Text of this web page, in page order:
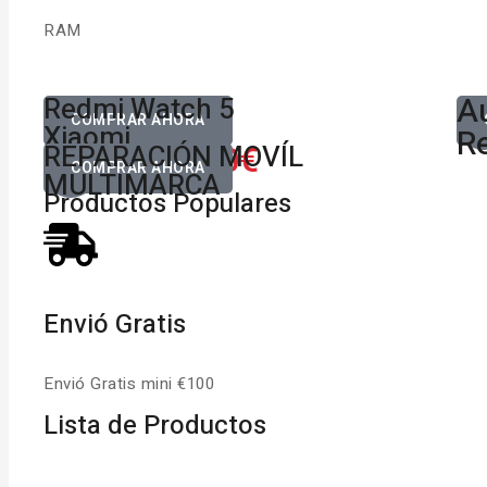
RAM
Desde80,00€
COMPRAR AHORA
Redmi Watch 5
Xiaomi
Desde650.00€
COMPRAR AHORA
REPARACIÓN MOVÍL
MULTIMARCA
Productos Populares
Envió Gratis
Envió Gratis mini €100
Lista de Productos